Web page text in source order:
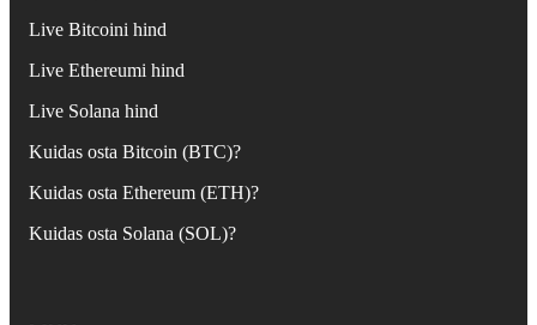
Live Bitcoini hind
Live Ethereumi hind
Live Solana hind
Kuidas osta Bitcoin (BTC)?
Kuidas osta Ethereum (ETH)?
Kuidas osta Solana (SOL)?